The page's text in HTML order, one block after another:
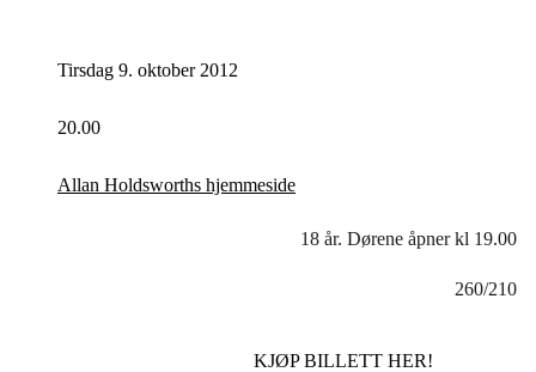
Tirsdag 9. oktober 2012
20.00
Allan Holdsworths hjemmeside
18 år. Dørene åpner kl 19.00
260/210
KJØP BILLETT HER!